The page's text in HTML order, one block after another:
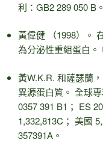
利：GB2 289 050 B。
黃偉健 （1998）。
為分泌性重組蛋白。
黃W.K.R. 和薩瑟蘭
異源蛋白質。 全球
0357 391 B1； ES
1,332,813C； 美國
357391A。